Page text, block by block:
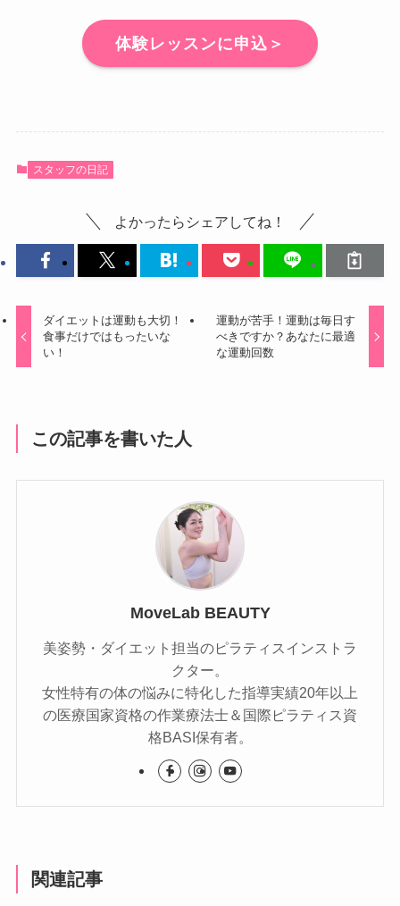
体験レッスンに申込＞
スタッフの日記
よかったらシェアしてね！
ダイエットは運動も大切！
食事だけではもったいな
い！
運動が苦手！運動は毎日す
べきですか？あなたに最適
な運動回数
この記事を書いた人
MoveLab BEAUTY
美姿勢・ダイエット担当のピラティスインストラ
クター。
女性特有の体の悩みに特化した指導実績20年以上
の医療国家資格の作業療法士＆国際ピラティス資
格BASI保有者。
関連記事